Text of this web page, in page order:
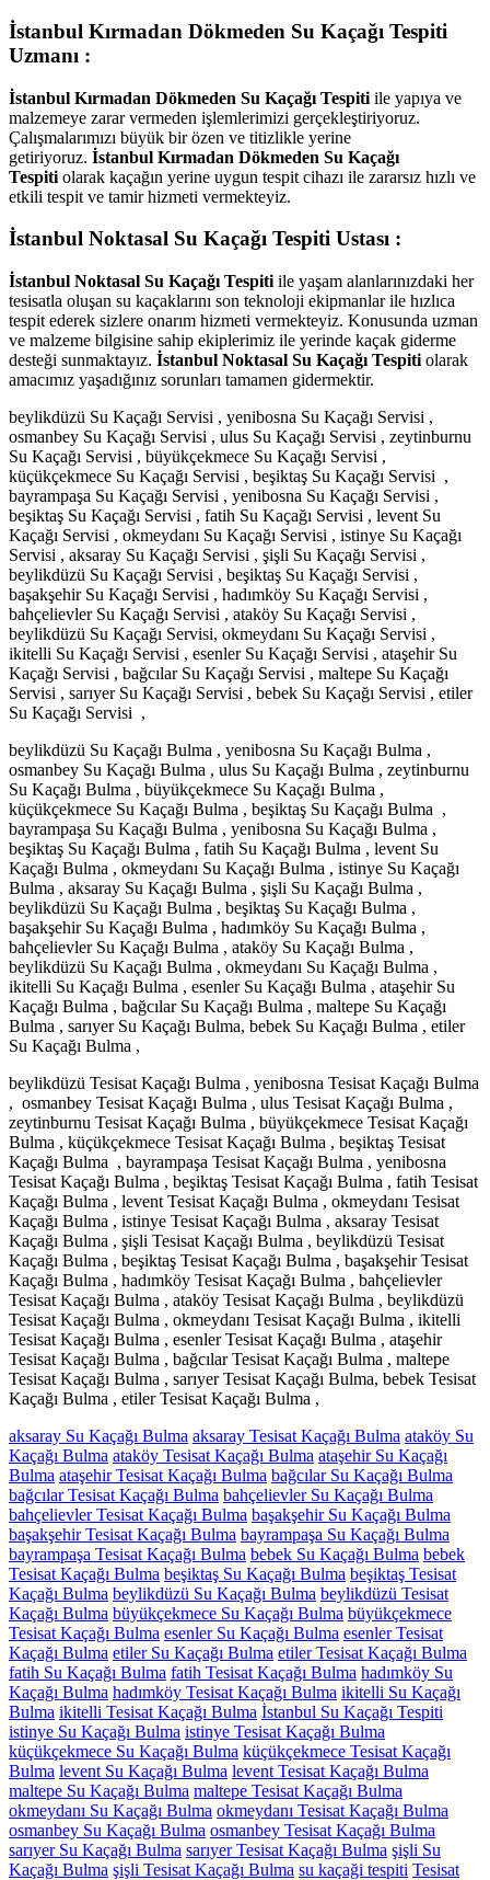
İstanbul Kırmadan Dökmeden Su Kaçağı Tespiti
Uzmanı :
İstanbul Kırmadan Dökmeden Su Kaçağı Tespiti ile yapıya ve
malzemeye zarar vermeden işlemlerimizi gerçekleştiriyoruz.
Çalışmalarımızı büyük bir özen ve titizlikle yerine
getiriyoruz. İstanbul Kırmadan Dökmeden Su Kaçağı
Tespiti olarak kaçağın yerine uygun tespit cihazı ile zararsız hızlı ve
etkili tespit ve tamir hizmeti vermekteyiz.
İstanbul Noktasal Su Kaçağı Tespiti Ustası :
İstanbul Noktasal Su Kaçağı Tespiti ile yaşam alanlarınızdaki her
tesisatla oluşan su kaçaklarını son teknoloji ekipmanlar ile hızlıca
tespit ederek sizlere onarım hizmeti vermekteyiz. Konusunda uzman
ve malzeme bilgisine sahip ekiplerimiz ile yerinde kaçak giderme
desteği sunmaktayız. İstanbul Noktasal Su Kaçağı Tespiti olarak
amacımız yaşadığınız sorunları tamamen gidermektir.
beylikdüzü Su Kaçağı Servisi , yenibosna Su Kaçağı Servisi ,
osmanbey Su Kaçağı Servisi , ulus Su Kaçağı Servisi , zeytinburnu
Su Kaçağı Servisi , büyükçekmece Su Kaçağı Servisi ,
küçükçekmece Su Kaçağı Servisi , beşiktaş Su Kaçağı Servisi ,
bayrampaşa Su Kaçağı Servisi , yenibosna Su Kaçağı Servisi ,
beşiktaş Su Kaçağı Servisi , fatih Su Kaçağı Servisi , levent Su
Kaçağı Servisi , okmeydanı Su Kaçağı Servisi , istinye Su Kaçağı
Servisi , aksaray Su Kaçağı Servisi , şişli Su Kaçağı Servisi ,
beylikdüzü Su Kaçağı Servisi , beşiktaş Su Kaçağı Servisi ,
başakşehir Su Kaçağı Servisi , hadımköy Su Kaçağı Servisi ,
bahçelievler Su Kaçağı Servisi , ataköy Su Kaçağı Servisi ,
beylikdüzü Su Kaçağı Servisi, okmeydanı Su Kaçağı Servisi ,
ikitelli Su Kaçağı Servisi , esenler Su Kaçağı Servisi , ataşehir Su
Kaçağı Servisi , bağcılar Su Kaçağı Servisi , maltepe Su Kaçağı
Servisi , sarıyer Su Kaçağı Servisi , bebek Su Kaçağı Servisi , etiler
Su Kaçağı Servisi ,
beylikdüzü Su Kaçağı Bulma , yenibosna Su Kaçağı Bulma ,
osmanbey Su Kaçağı Bulma , ulus Su Kaçağı Bulma , zeytinburnu
Su Kaçağı Bulma , büyükçekmece Su Kaçağı Bulma ,
küçükçekmece Su Kaçağı Bulma , beşiktaş Su Kaçağı Bulma ,
bayrampaşa Su Kaçağı Bulma , yenibosna Su Kaçağı Bulma ,
beşiktaş Su Kaçağı Bulma , fatih Su Kaçağı Bulma , levent Su
Kaçağı Bulma , okmeydanı Su Kaçağı Bulma , istinye Su Kaçağı
Bulma , aksaray Su Kaçağı Bulma , şişli Su Kaçağı Bulma ,
beylikdüzü Su Kaçağı Bulma , beşiktaş Su Kaçağı Bulma ,
başakşehir Su Kaçağı Bulma , hadımköy Su Kaçağı Bulma ,
bahçelievler Su Kaçağı Bulma , ataköy Su Kaçağı Bulma ,
beylikdüzü Su Kaçağı Bulma , okmeydanı Su Kaçağı Bulma ,
ikitelli Su Kaçağı Bulma , esenler Su Kaçağı Bulma , ataşehir Su
Kaçağı Bulma , bağcılar Su Kaçağı Bulma , maltepe Su Kaçağı
Bulma , sarıyer Su Kaçağı Bulma, bebek Su Kaçağı Bulma , etiler
Su Kaçağı Bulma ,
beylikdüzü Tesisat Kaçağı Bulma , yenibosna Tesisat Kaçağı Bulma
, osmanbey Tesisat Kaçağı Bulma , ulus Tesisat Kaçağı Bulma ,
zeytinburnu Tesisat Kaçağı Bulma , büyükçekmece Tesisat Kaçağı
Bulma , küçükçekmece Tesisat Kaçağı Bulma , beşiktaş Tesisat
Kaçağı Bulma , bayrampaşa Tesisat Kaçağı Bulma , yenibosna
Tesisat Kaçağı Bulma , beşiktaş Tesisat Kaçağı Bulma , fatih Tesisat
Kaçağı Bulma , levent Tesisat Kaçağı Bulma , okmeydanı Tesisat
Kaçağı Bulma , istinye Tesisat Kaçağı Bulma , aksaray Tesisat
Kaçağı Bulma , şişli Tesisat Kaçağı Bulma , beylikdüzü Tesisat
Kaçağı Bulma , beşiktaş Tesisat Kaçağı Bulma , başakşehir Tesisat
Kaçağı Bulma , hadımköy Tesisat Kaçağı Bulma , bahçelievler
Tesisat Kaçağı Bulma , ataköy Tesisat Kaçağı Bulma , beylikdüzü
Tesisat Kaçağı Bulma , okmeydanı Tesisat Kaçağı Bulma , ikitelli
Tesisat Kaçağı Bulma , esenler Tesisat Kaçağı Bulma , ataşehir
Tesisat Kaçağı Bulma , bağcılar Tesisat Kaçağı Bulma , maltepe
Tesisat Kaçağı Bulma , sarıyer Tesisat Kaçağı Bulma, bebek Tesisat
Kaçağı Bulma , etiler Tesisat Kaçağı Bulma ,
aksaray Su Kaçağı Bulma aksaray Tesisat Kaçağı Bulma ataköy Su
Kaçağı Bulma ataköy Tesisat Kaçağı Bulma ataşehir Su Kaçağı
Bulma ataşehir Tesisat Kaçağı Bulma bağcılar Su Kaçağı Bulma
bağcılar Tesisat Kaçağı Bulma bahçelievler Su Kaçağı Bulma
bahçelievler Tesisat Kaçağı Bulma başakşehir Su Kaçağı Bulma
başakşehir Tesisat Kaçağı Bulma bayrampaşa Su Kaçağı Bulma
bayrampaşa Tesisat Kaçağı Bulma bebek Su Kaçağı Bulma bebek
Tesisat Kaçağı Bulma beşiktaş Su Kaçağı Bulma beşiktaş Tesisat
Kaçağı Bulma beylikdüzü Su Kaçağı Bulma beylikdüzü Tesisat
Kaçağı Bulma büyükçekmece Su Kaçağı Bulma büyükçekmece
Tesisat Kaçağı Bulma esenler Su Kaçağı Bulma esenler Tesisat
Kaçağı Bulma etiler Su Kaçağı Bulma etiler Tesisat Kaçağı Bulma
fatih Su Kaçağı Bulma fatih Tesisat Kaçağı Bulma hadımköy Su
Kaçağı Bulma hadımköy Tesisat Kaçağı Bulma ikitelli Su Kaçağı
Bulma ikitelli Tesisat Kaçağı Bulma İstanbul Su Kaçağı Tespiti
istinye Su Kaçağı Bulma istinye Tesisat Kaçağı Bulma
küçükçekmece Su Kaçağı Bulma küçükçekmece Tesisat Kaçağı
Bulma levent Su Kaçağı Bulma levent Tesisat Kaçağı Bulma
maltepe Su Kaçağı Bulma maltepe Tesisat Kaçağı Bulma
okmeydanı Su Kaçağı Bulma okmeydanı Tesisat Kaçağı Bulma
osmanbey Su Kaçağı Bulma osmanbey Tesisat Kaçağı Bulma
sarıyer Su Kaçağı Bulma sarıyer Tesisat Kaçağı Bulma şişli Su
Kaçağı Bulma şişli Tesisat Kaçağı Bulma su kaçaği tespiti Tesisat